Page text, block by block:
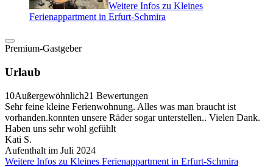
Weitere Infos zu Kleines
Ferienappartment in Erfurt-Schmira
Premium-Gastgeber
Urlaub
10Außergewöhnlich21 Bewertungen
Sehr feine kleine Ferienwohnung. Alles was man braucht ist
vorhanden.konnten unsere Räder sogar unterstellen.. Vielen Dank.
Haben uns sehr wohl gefühlt
Kati S.
Aufenthalt im Juli 2024
Weitere Infos zu Kleines Ferienappartment in Erfurt-Schmira